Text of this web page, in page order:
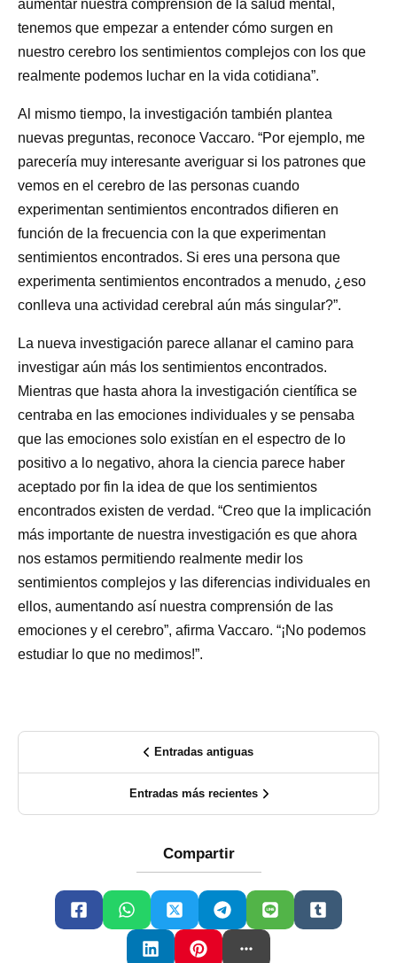
aumentar nuestra comprensión de la salud mental,
tenemos que empezar a entender cómo surgen en
nuestro cerebro los sentimientos complejos con los que
realmente podemos luchar en la vida cotidiana”.
Al mismo tiempo, la investigación también plantea
nuevas preguntas, reconoce Vaccaro. “Por ejemplo, me
parecería muy interesante averiguar si los patrones que
vemos en el cerebro de las personas cuando
experimentan sentimientos encontrados difieren en
función de la frecuencia con la que experimentan
sentimientos encontrados. Si eres una persona que
experimenta sentimientos encontrados a menudo, ¿eso
conlleva una actividad cerebral aún más singular?”.
La nueva investigación parece allanar el camino para
investigar aún más los sentimientos encontrados.
Mientras que hasta ahora la investigación científica se
centraba en las emociones individuales y se pensaba
que las emociones solo existían en el espectro de lo
positivo a lo negativo, ahora la ciencia parece haber
aceptado por fin la idea de que los sentimientos
encontrados existen de verdad. “Creo que la implicación
más importante de nuestra investigación es que ahora
nos estamos permitiendo realmente medir los
sentimientos complejos y las diferencias individuales en
ellos, aumentando así nuestra comprensión de las
emociones y el cerebro”, afirma Vaccaro. “¡No podemos
estudiar lo que no medimos!”.
Entradas antiguas
Entradas más recientes
Compartir